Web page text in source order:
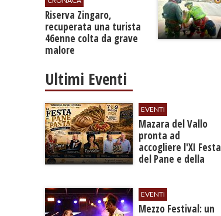
​Riserva Zingaro,
recuperata una turista
46enne colta da grave
malore
Ultimi Eventi
EVENTI
Mazara del Vallo
pronta ad
accogliere l'XI Festa
del Pane e della
EVENTI
Mezzo Festival: un